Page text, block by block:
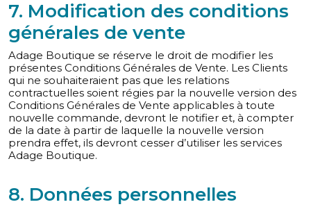
7. Modification des conditions
générales de vente
Adage Boutique se réserve le droit de modifier les
présentes Conditions Générales de Vente. Les Clients
qui ne souhaiteraient pas que les relations
contractuelles soient régies par la nouvelle version des
Conditions Générales de Vente applicables à toute
nouvelle commande, devront le notifier et, à compter
de la date à partir de laquelle la nouvelle version
prendra effet, ils devront cesser d’utiliser les services
Adage Boutique.
8. Données personnelles